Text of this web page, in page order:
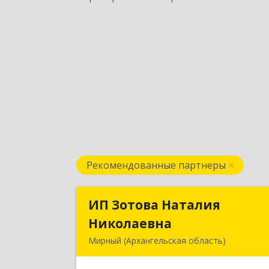
Рекомендованные партнеры
ИП Зотова Наталия
Николаевна
Мирный (Архангельская область)
ИП Зотова Наталия